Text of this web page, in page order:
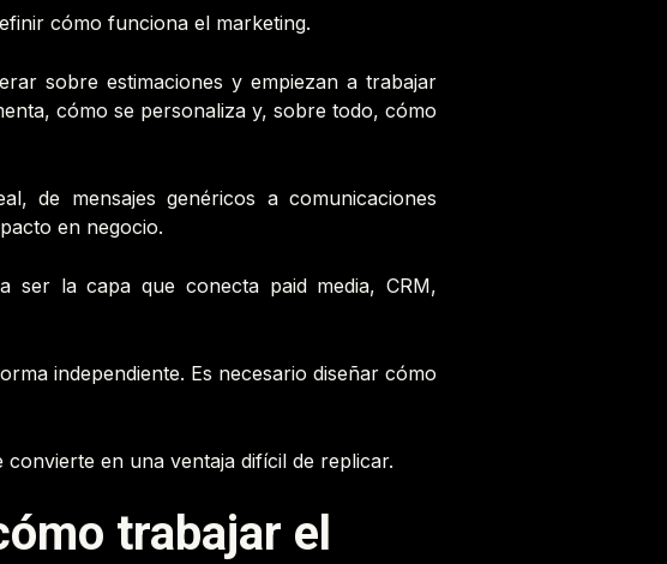
cómo funciona el marketing.
sobre estimaciones y empiezan a trabajar
cómo se personaliza y, sobre todo, cómo
de mensajes genéricos a comunicaciones
en negocio.
ser la capa que conecta paid media, CRM,
independiente. Es necesario diseñar cómo
en una ventaja difícil de replicar.
trabajar el